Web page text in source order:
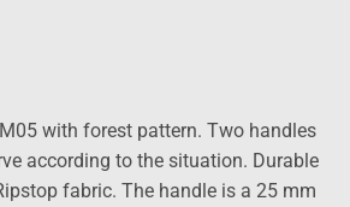
with forest pattern. Two handles
according to the situation. Durable
fabric. The handle is a 25 mm